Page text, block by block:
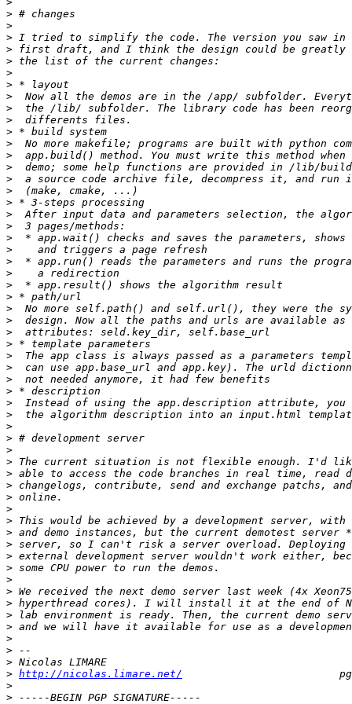
>
>
>
>
>
>
>
>
>
>
>
>
>
>
>
>
>
>
>
>
>
>
>
>
>
>
>
>
>
>
>
>
>
>
>
>
>
>
>
>
>
>
>
>
>
>
>
>
>
>
>
>
>
>
>
>
> http://nicolas.limare.net/
>
>